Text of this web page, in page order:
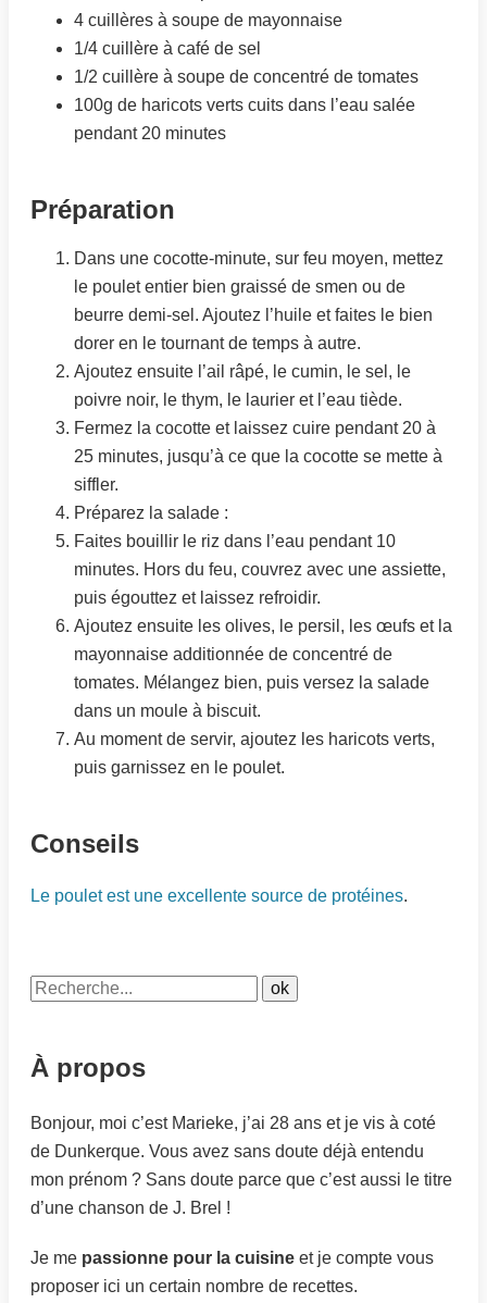
4 cuillères à soupe de mayonnaise
1/4 cuillère à café de sel
1/2 cuillère à soupe de concentré de tomates
100g de haricots verts cuits dans l’eau salée
pendant 20 minutes
Préparation
Dans une cocotte-minute, sur feu moyen, mettez
le poulet entier bien graissé de smen ou de
beurre demi-sel. Ajoutez l’huile et faites le bien
dorer en le tournant de temps à autre.
Ajoutez ensuite l’ail râpé, le cumin, le sel, le
poivre noir, le thym, le laurier et l’eau tiède.
Fermez la cocotte et laissez cuire pendant 20 à
25 minutes, jusqu’à ce que la cocotte se mette à
siffler.
Préparez la salade :
Faites bouillir le riz dans l’eau pendant 10
minutes. Hors du feu, couvrez avec une assiette,
puis égouttez et laissez refroidir.
Ajoutez ensuite les olives, le persil, les œufs et la
mayonnaise additionnée de concentré de
tomates. Mélangez bien, puis versez la salade
dans un moule à biscuit.
Au moment de servir, ajoutez les haricots verts,
puis garnissez en le poulet.
Conseils
Le poulet est une excellente source de protéines.
À propos
Bonjour, moi c’est Marieke, j’ai 28 ans et je vis à coté
de Dunkerque. Vous avez sans doute déjà entendu
mon prénom ? Sans doute parce que c’est aussi le titre
d’une chanson de J. Brel !
Je me passionne pour la cuisine et je compte vous
proposer ici un certain nombre de recettes.